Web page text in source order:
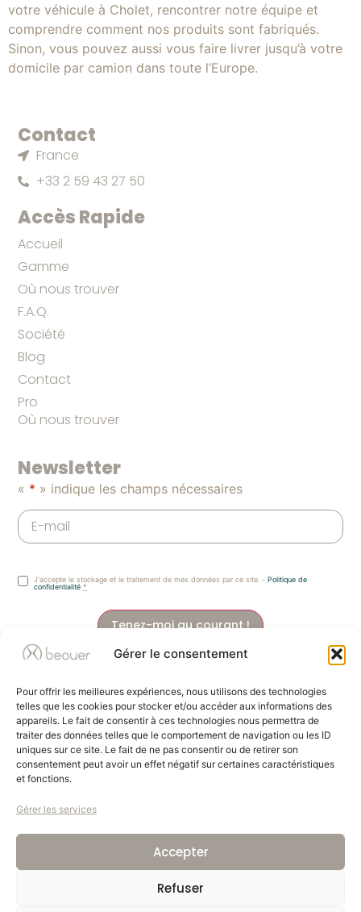
Gérer le consentement
Pour offrir les meilleures expériences, nous utilisons des technologies
telles que les cookies pour stocker et/ou accéder aux informations des
appareils. Le fait de consentir à ces technologies nous permettra de
traiter des données telles que le comportement de navigation ou les ID
uniques sur ce site. Le fait de ne pas consentir ou de retirer son
consentement peut avoir un effet négatif sur certaines caractéristiques
et fonctions.
Gérer les services
Accepter
Refuser
votre véhicule à Cholet, rencontrer notre équipe et
comprendre comment nos produits sont fabriqués.
Sinon, vous pouvez aussi vous faire livrer jusqu’à votre
domicile par camion dans toute l’Europe.
La liberté, l'espace en plus.
Beauer, leader européen des espaces de vie et de travail mobiles et
extensibles. Basée à Cholet, en France, notre passion et notre expertise en
Accès Rapide
Accueil
Gamme
Où nous trouver
F.A.Q.
Société
Blog
Contact
Pro
Où nous trouver
Contact
France
+33 2 59 43 27 50
Newsletter
« * » indique les champs nécessaires
J‘accepte le stockage et le traitement de mes données par ce site. -Politique de
confidentialité *
Tenez-moi au courant !
Conçu & produit en France